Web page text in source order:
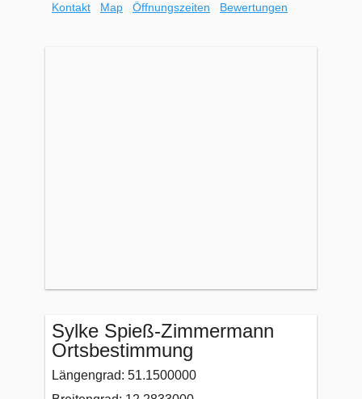
Kontakt Map Öffnungszeiten Bewertungen
Sylke Spieß-Zimmermann
Ortsbestimmung
Längengrad: 51.1500000